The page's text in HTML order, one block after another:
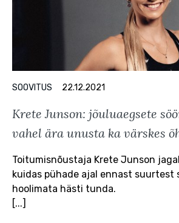
Krete Junson: jõuluaegsete
vahel ära unusta ka värskes
Toitumisnõustaja Krete Junson
kuidas pühade ajal ennast suurtest
hoolimata hästi tunda.
[...]
SOOVITUS 22.12.2021